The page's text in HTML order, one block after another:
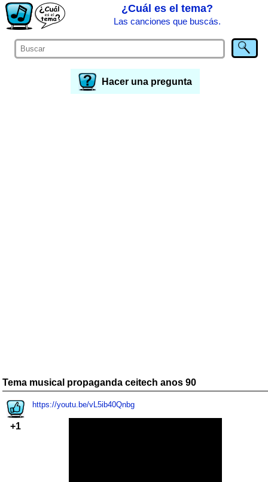
¿Cuál es el tema?
Las canciones que buscás.
Hacer una pregunta
Tema musical propaganda ceitech anos 90
+1
https://youtu.be/vL5ib40Qnbg